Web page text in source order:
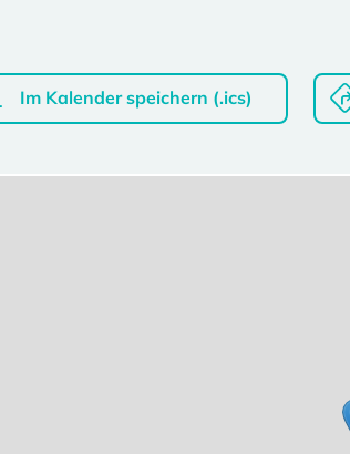
Im Kalender speichern (.ics)